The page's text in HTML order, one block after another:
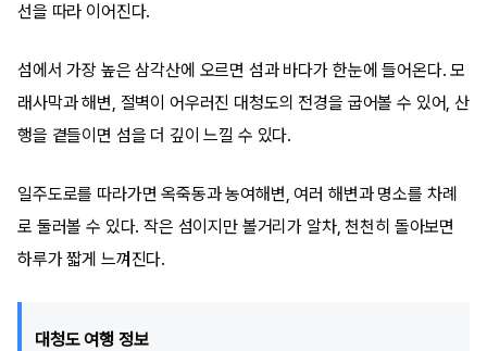
선을 따라 이어진다.
섬에서 가장 높은 삼각산에 오르면 섬과 바다가 한눈에 들어온다. 모
래사막과 해변, 절벽이 어우러진 대청도의 전경을 굽어볼 수 있어, 산
행을 곁들이면 섬을 더 깊이 느낄 수 있다.
일주도로를 따라가면 옥죽동과 농여해변, 여러 해변과 명소를 차례
로 둘러볼 수 있다. 작은 섬이지만 볼거리가 알차, 천천히 돌아보면
하루가 짧게 느껴진다.
대청도 여행 정보